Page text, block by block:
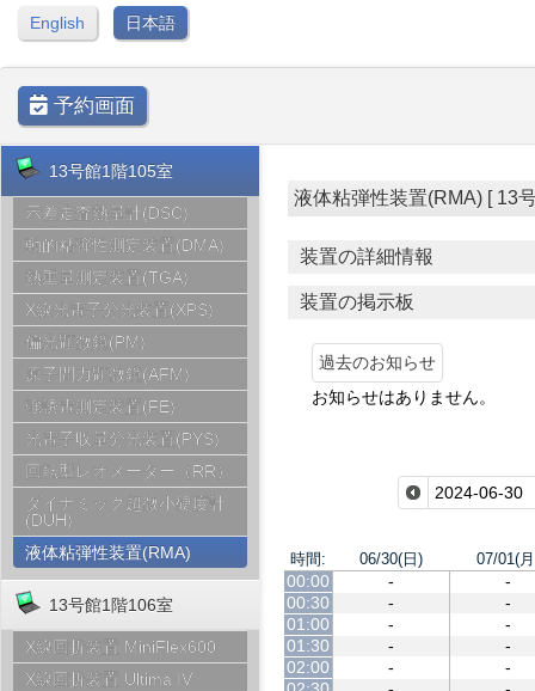
English 日本語
予約画面
13号館1階105室
示差走査熱量計(DSC)
動的粘弾性測定装置(DMA)
熱重量測定装置(TGA)
X線光電子分光装置(XPS)
偏光顕微鏡(PM)
原子間力顕微鏡(AFM)
強誘電測定装置(FE)
光電子収量分光装置(PYS)
回転型レオメーター（RR）
ダイナミック超微小硬度計
(DUH)
液体粘弾性装置(RMA)
13号館1階106室
X線回折装置 MiniFlex600
X線回折装置 Ultima IV
液体粘弾性装置(RMA) [ 13
装置の詳細情報
装置の掲示板
過去のお知らせ
お知らせはありません。
時間: 06/30(日) 07/01(
00:00 -
-
00:30
-
-
01:00
-
-
01:30
-
-
02:00
-
-